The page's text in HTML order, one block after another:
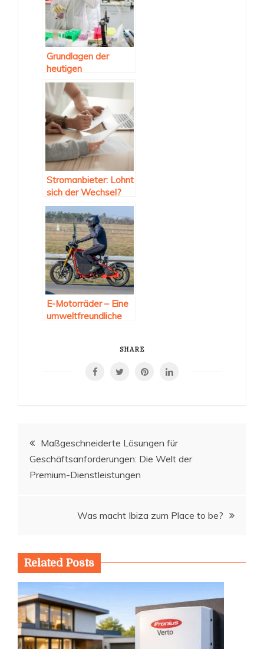
Grundlagen der
heutigen
Experimentalphysik
Stromanbieter: Lohnt
sich der Wechsel?
E-Motorräder – Eine
umweltfreundliche
SHARE
Beitragsnavigation
Maßgeschneiderte Lösungen für
Geschäftsanforderungen: Die Welt der
Premium-Dienstleistungen
Was macht Ibiza zum Place to be?
Related Posts